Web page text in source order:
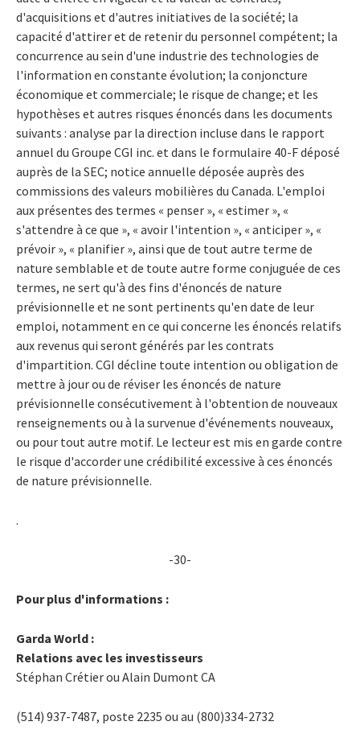
d'acquisitions et d'autres initiatives de la société; la
capacité d'attirer et de retenir du personnel compétent; la
concurrence au sein d'une industrie des technologies de
l'information en constante évolution; la conjoncture
économique et commerciale; le risque de change; et les
hypothèses et autres risques énoncés dans les documents
suivants : analyse par la direction incluse dans le rapport
annuel du Groupe CGI inc. et dans le formulaire 40-F déposé
auprès de la SEC; notice annuelle déposée auprès des
commissions des valeurs mobilières du Canada. L'emploi
aux présentes des termes « penser », « estimer », «
s'attendre à ce que », « avoir l'intention », « anticiper », «
prévoir », « planifier », ainsi que de tout autre terme de
nature semblable et de toute autre forme conjuguée de ces
termes, ne sert qu'à des fins d'énoncés de nature
prévisionnelle et ne sont pertinents qu'en date de leur
emploi, notamment en ce qui concerne les énoncés relatifs
aux revenus qui seront générés par les contrats
d'impartition. CGI décline toute intention ou obligation de
mettre à jour ou de réviser les énoncés de nature
prévisionnelle consécutivement à l'obtention de nouveaux
renseignements ou à la survenue d'événements nouveaux,
ou pour tout autre motif. Le lecteur est mis en garde contre
le risque d'accorder une crédibilité excessive à ces énoncés
de nature prévisionnelle.
.
-30-
Pour plus d'informations :
Garda World :
Relations avec les investisseurs
Stéphan Crétier ou Alain Dumont CA
(514) 937-7487, poste 2235 ou au (800)334-2732